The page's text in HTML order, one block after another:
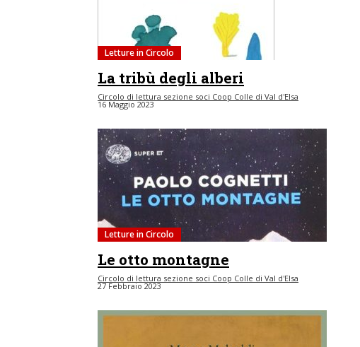
Letture in Circolo
La tribù degli alberi
Circolo di lettura sezione soci Coop Colle di Val d'Elsa
16 Maggio 2023
Letture in Circolo
Le otto montagne
Circolo di lettura sezione soci Coop Colle di Val d'Elsa
27 Febbraio 2023